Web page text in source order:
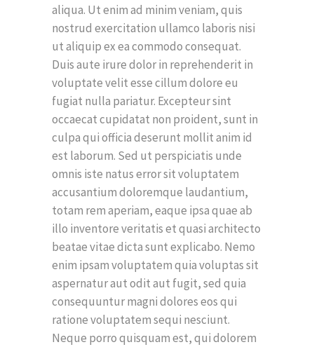
aliqua. Ut enim ad minim veniam, quis
nostrud exercitation ullamco laboris nisi
ut aliquip ex ea commodo consequat.
Duis aute irure dolor in reprehenderit in
voluptate velit esse cillum dolore eu
fugiat nulla pariatur. Excepteur sint
occaecat cupidatat non proident, sunt in
culpa qui officia deserunt mollit anim id
est laborum. Sed ut perspiciatis unde
omnis iste natus error sit voluptatem
accusantium doloremque laudantium,
totam rem aperiam, eaque ipsa quae ab
illo inventore veritatis et quasi architecto
beatae vitae dicta sunt explicabo. Nemo
enim ipsam voluptatem quia voluptas sit
aspernatur aut odit aut fugit, sed quia
consequuntur magni dolores eos qui
ratione voluptatem sequi nesciunt.
Neque porro quisquam est, qui dolorem